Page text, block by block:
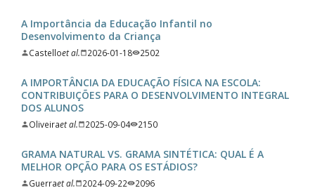
A Importância da Educação Infantil no
Desenvolvimento da Criança
Castelloet al. 2026-01-18 2502
A IMPORTÂNCIA DA EDUCAÇÃO FÍSICA NA ESCOLA:
CONTRIBUIÇÕES PARA O DESENVOLVIMENTO INTEGRAL
DOS ALUNOS
Oliveiraet al. 2025-09-04 2150
GRAMA NATURAL VS. GRAMA SINTÉTICA: QUAL É A
MELHOR OPÇÃO PARA OS ESTÁDIOS?
Guerraet al. 2024-09-22 2096